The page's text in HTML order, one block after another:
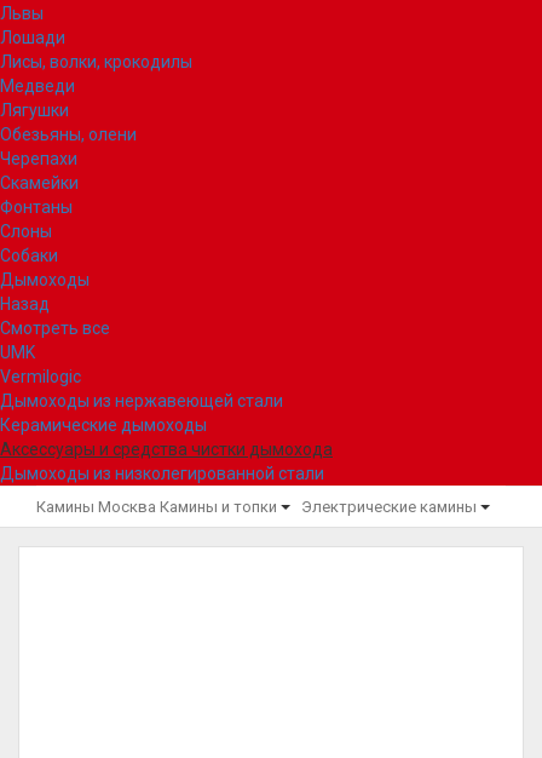
Львы
Лошади
Лисы, волки, крокодилы
Медведи
Лягушки
Обезьяны, олени
Черепахи
Скамейки
Фонтаны
Слоны
Собаки
Дымоходы
Назад
Смотреть все
UMK
Vermilogic
Дымоходы из нержавеющей стали
Керамические дымоходы
Аксессуары и средства чистки дымохода
Дымоходы из низколегированной стали
Камины Москва Камины и топки Электрические камины